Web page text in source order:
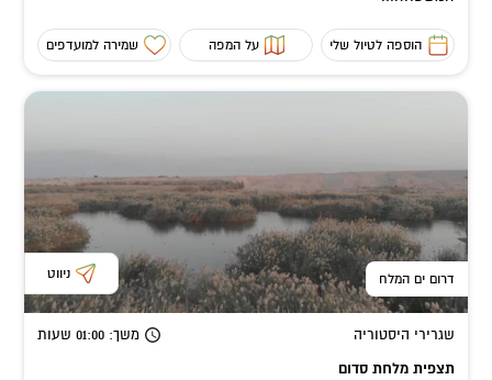
הוספה לטיול שלי על המפה שמירה למועדפים
דרום ים המלח ניווט
שגרירי היסטוריה משך: 01:00 שעות
תצפית מלחת סדום